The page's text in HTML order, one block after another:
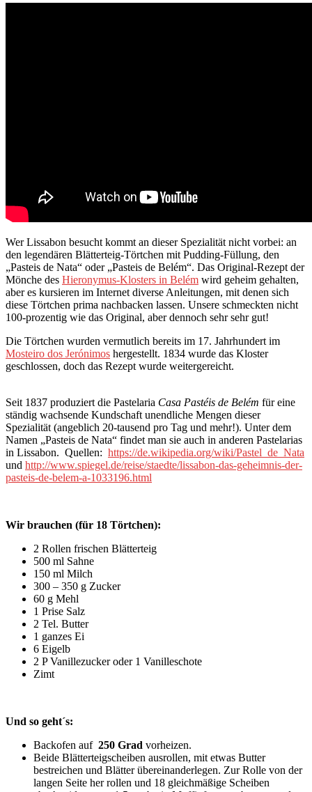
Wer Lissabon besucht kommt an dieser Spezialität nicht vorbei: an
den legendären Blätterteig-Törtchen mit Pudding-Füllung, den
„Pasteis de Nata“ oder „Pasteis de Belém“. Das Original-Rezept der
Mönche des Hieronymus-Klosters in Belém wird geheim gehalten,
aber es kursieren im Internet diverse Anleitungen, mit denen sich
diese Törtchen prima nachbacken lassen. Unsere schmeckten nicht
100-prozentig wie das Original, aber dennoch sehr sehr gut!
Die Törtchen wurden vermutlich bereits im 17. Jahrhundert im
Mosteiro dos Jerónimos hergestellt. 1834 wurde das Kloster
geschlossen, doch das Rezept wurde weitergereicht.
Seit 1837 produziert die Pastelaria Casa Pastéis de Belém für eine
ständig wachsende Kundschaft unendliche Mengen dieser
Spezialität (angeblich 20-tausend pro Tag und mehr!). Unter dem
Namen „Pasteis de Nata“ findet man sie auch in anderen Pastelarias
in Lissabon. Quellen: https://de.wikipedia.org/wiki/Pastel_de_Nata
und http://www.spiegel.de/reise/staedte/lissabon-das-geheimnis-der-
pasteis-de-belem-a-1033196.html
Wir brauchen (für 18 Törtchen):
2 Rollen frischen Blätterteig
500 ml Sahne
150 ml Milch
300 – 350 g Zucker
60 g Mehl
1 Prise Salz
2 Tel. Butter
1 ganzes Ei
6 Eigelb
2 P Vanillezucker oder 1 Vanilleschote
Zimt
Und so geht´s:
Backofen auf 250 Grad vorheizen.
Beide Blätterteigscheiben ausrollen, mit etwas Butter
bestreichen und Blätter übereinanderlegen. Zur Rolle von der
langen Seite her rollen und 18 gleichmäßige Scheiben